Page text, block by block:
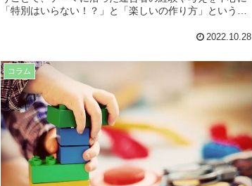
「特別はいらない！？」と「楽しいの作り方」という項
内容となってますので、是非最後までお読み下さい。
2022.10.28
コラム